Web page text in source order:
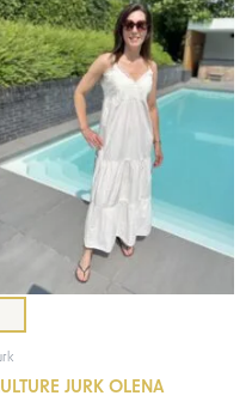
JURK OLENA
was:
€89,95.
is:
€45,00.